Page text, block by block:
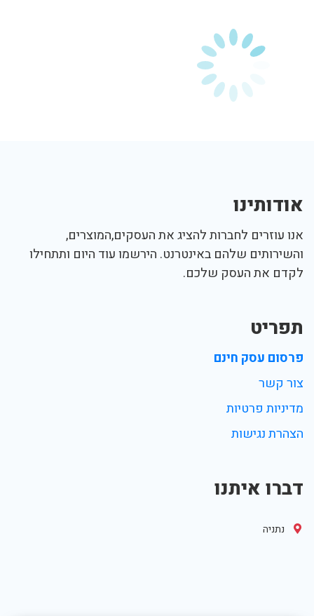
אודותינו
אנו עוזרים לחברות להציג את העסקים,המוצרים,
והשירותים שלהם באינטרנט. הירשמו עוד היום ותתחילו
לקדם את העסק שלכם.
תפריט
פרסום עסק חינם
צור קשר
מדיניות פרטיות
הצהרת נגישות
דברו איתנו
נתניה